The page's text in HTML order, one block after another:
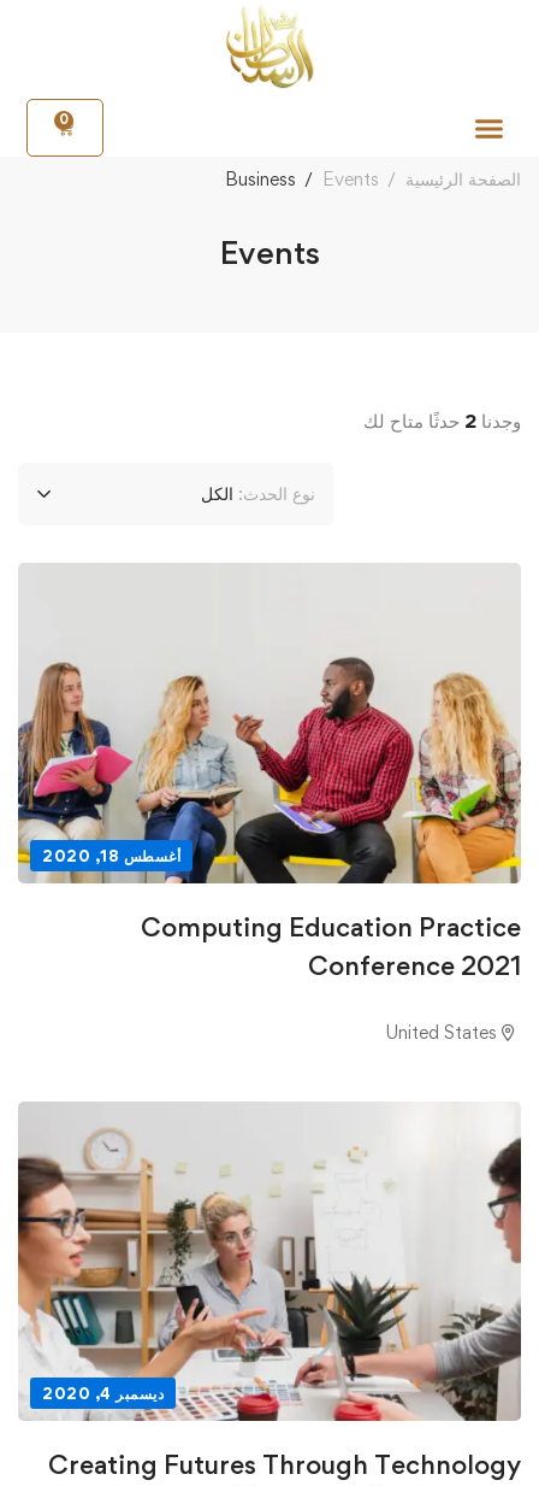
0
الصفحة الرئيسية Events
Business
Events
وجدنا 2 حدثًا متاح لك
نوع الحدث: الكل
أغسطس 18, 2020
Computing Education Practice
Conference 2021
ديسمبر 4, 2020
Creating Futures Through Technology